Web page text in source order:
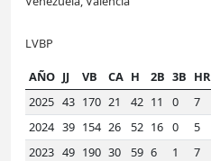
LVBP
AÑO JJ VB CA H 2B 3B HR
2025 43 170 21 42 11 0 7
2024 39 154 26 52 16 0 5
2023 49 190 30 59 6 1 7